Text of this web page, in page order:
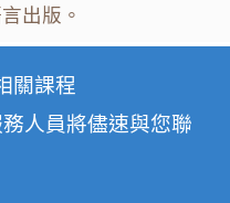
出版。
關課程
人員將儘速與您聯